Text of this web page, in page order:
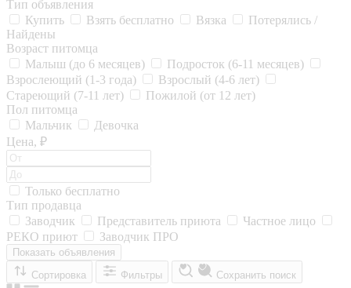
Тип объявления
Купить
Взять бесплатно Вязка
Потерялись /
Найдены
Возраст питомца
Малыш (до 6 месяцев)
Подросток (6-11 месяцев)
Взрослеющий (1-3 года)
Взрослый (4-6 лет)
Стареющий (7-11 лет)
Пожилой (от 12 лет)
Пол питомца
Мальчик
Девочка
Цена, ₽
Только бесплатно
Тип продавца
Заводчик
Представитель приюта
Частное лицо
РЕКО приют
Заводчик ПРО
Показать объявления
Сортировка
Фильтры Сохранить поиск